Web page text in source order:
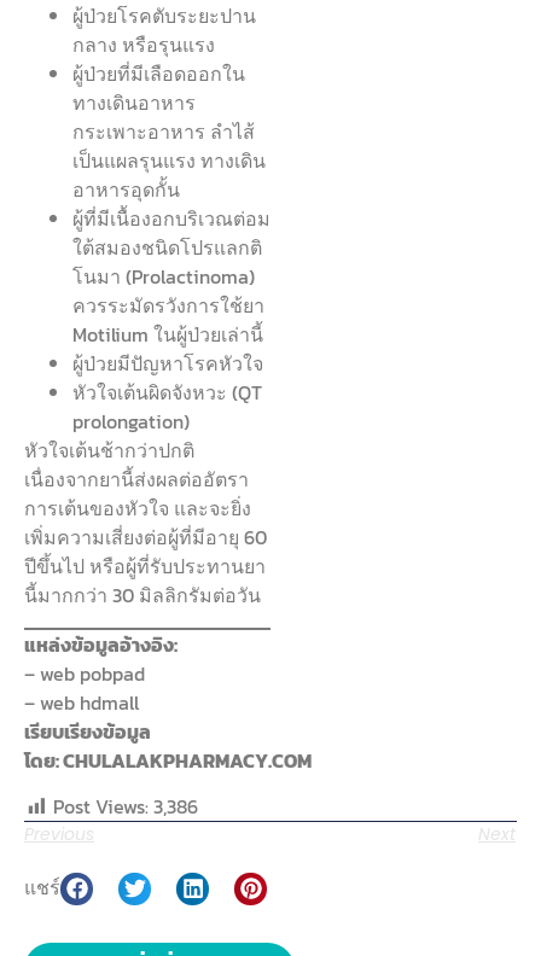
ผู้ป่วยโรคตับระยะปาน
กลาง หรือรุนแรง
ผู้ป่วยที่มีเลือดออกใน
ทางเดินอาหาร
กระเพาะอาหาร ลำไส้
เป็นแผลรุนแรง ทางเดิน
อาหารอุดกั้น
ผู้ที่มีเนื้องอกบริเวณต่อม
ใต้สมองชนิดโปรแลกติ
โนมา (Prolactinoma)
ควรระมัดรวังการใช้ยา
Motilium ในผู้ป่วยเล่านี้
ผู้ป่วยมีปัญหาโรคหัวใจ
หัวใจเต้นผิดจังหวะ (QT
prolongation)
หัวใจเต้นช้ากว่าปกติ
เนื่องจากยานี้ส่งผลต่ออัตรา
การเต้นของหัวใจ และจะยิ่ง
เพิ่มความเสี่ยงต่อผู้ที่มีอายุ 60
ปีขึ้นไป หรือผู้ที่รับประทานยา
นี้มากกว่า 30 มิลลิกรัมต่อวัน
แหล่งข้อมูลอ้างอิง:
– web pobpad
– web hdmall
เรียบเรียงข้อมูล
โดย: CHULALAKPHARMACY.COM
Post Views: 3,386
Previous Next
แชร์